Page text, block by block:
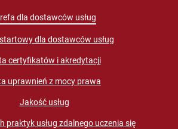
dla dostawców usług
dla dostawców usług
certyfikatów i akredytacji
uprawnień z mocy prawa
Jakość usług
praktyk usług zdalnego uczenia się